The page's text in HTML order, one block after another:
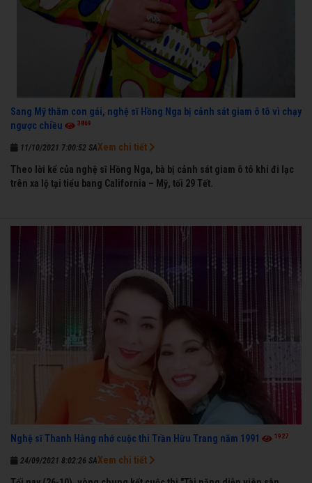
Sang Mỹ thăm con gái, nghệ sĩ Hồng Nga bị cảnh sát giam ô tô vì chạy
ngược chiều
3869
11/10/2021 7:00:52 SA
Theo lời kể của nghệ sĩ Hồng Nga, bà bị cảnh sát giam ô tô khi đi lạc
trên xa lộ tại tiểu bang California – Mỹ, tối 29 Tết.
Xem chi tiết
Nghệ sĩ Thanh Hằng nhớ cuộc thi Trần Hữu Trang năm 1991 1927
24/09/2021 8:02:26 SAXem chi tiết